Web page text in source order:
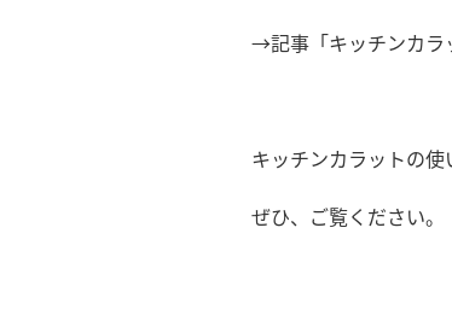
→記事「キッチンカラ
キッチンカラットの使
ぜひ、ご覧ください。